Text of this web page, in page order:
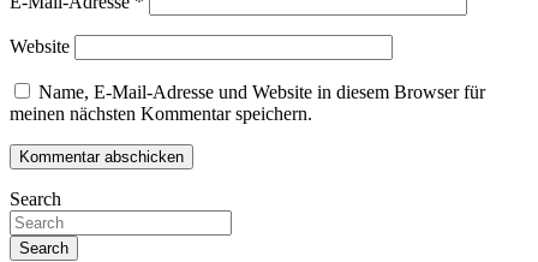
Website
Name, E-Mail-Adresse und Website in diesem Browser für
meinen nächsten Kommentar speichern.
Search
Search